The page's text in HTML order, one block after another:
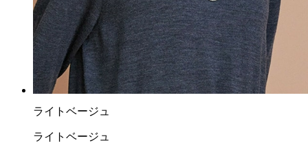
ライトベージュ
ライトベージュ